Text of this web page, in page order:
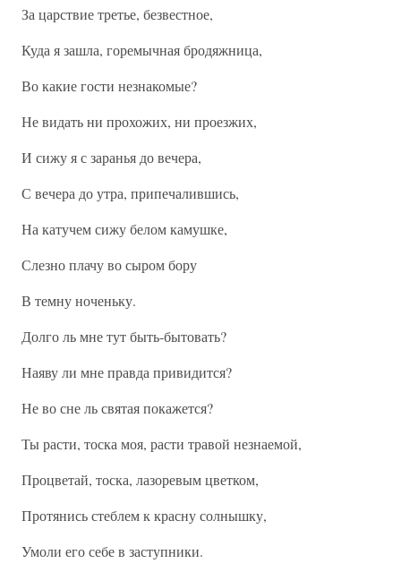
За царствие третье, безвестное,
Куда я зашла, горемычная бродяжница,
Во какие гости незнакомые?
Не видать ни прохожих, ни проезжих,
И сижу я с заранья до вечера,
С вечера до утра, припечалившись,
На катучем сижу белом камушке,
Слезно плачу во сыром бору
В темну ноченьку.
Долго ль мне тут быть-бытовать?
Наяву ли мне правда привидится?
Не во сне ль святая покажется?
Ты расти, тоска моя, расти травой незнаемой,
Процветай, тоска, лазоревым цветком,
Протянись стеблем к красну солнышку,
Умоли его себе в заступники.